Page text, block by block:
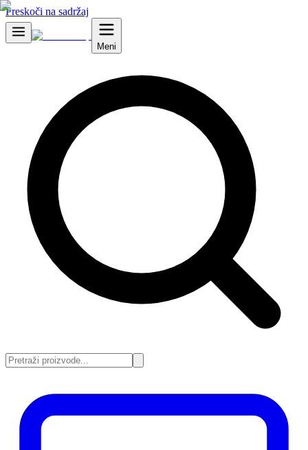
Preskoči na sadržaj
Meni